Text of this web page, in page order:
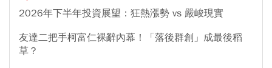
2026年下半年投資展望：狂熱漲勢 vs 嚴峻現實
友達二把手柯富仁裸辭內幕！「落後群創」成最後稻
草？